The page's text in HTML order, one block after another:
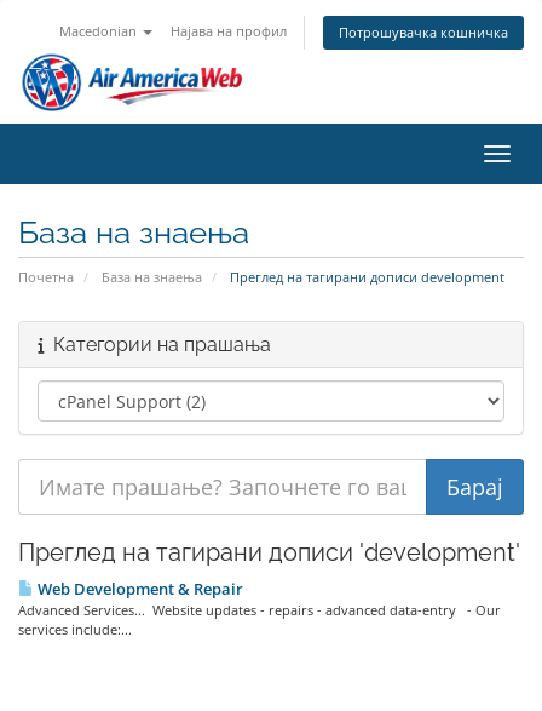
Macedonian Најава на профил Потрошувачка кошничка
База на знаења
Почетна База на знаења Преглед на тагирани дописи development
Категории на прашања
Преглед на тагирани дописи 'development'
Web Development & Repair
Advanced Services... Website updates - repairs - advanced data-entry - Our
services include:...